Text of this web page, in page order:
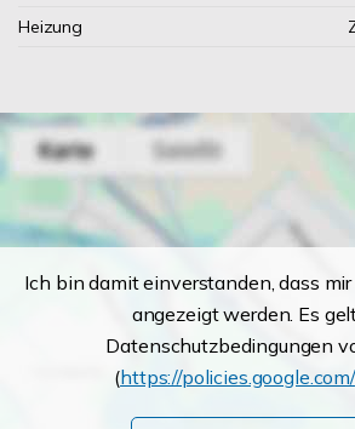
Heizung
Ich bin damit einverstanden, dass
angezeigt werden. Es
Datenschutzbedingungen
(https://